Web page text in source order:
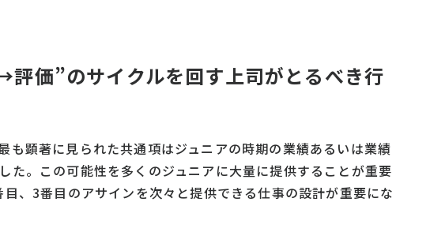
価”のサイクルを回す上司がとるべき行
も顕著に見られた共通項はジュニアの時期の業績あるいは業績
た。この可能性を多くのジュニアに大量に提供することが重要
、3番目のアサインを次々と提供できる仕事の設計が重要にな